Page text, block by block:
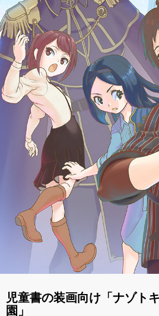
児童書の装画向け「ナゾト
園」